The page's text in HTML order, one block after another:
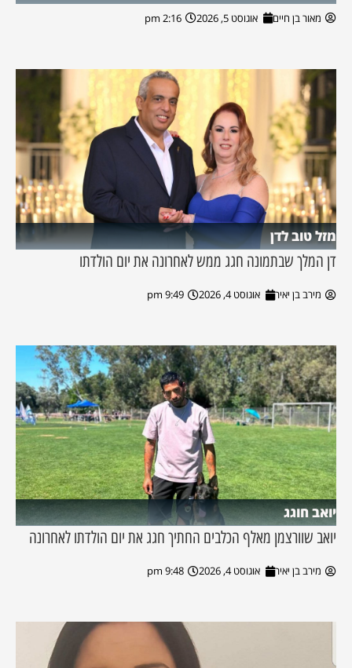
מאור בן חיים אוגוסט 5, 2026 2:16 pm
מזל טוב לדן
דן המלך שבתמונה חגג ממש לאחרונה את יום הולדתו
מירב בן יאיר אוגוסט 4, 2026 9:49 pm
יואב חוגג
יואב שוורצמן מאלף הכלבים החתיך חגג את יום הולדתו לאחרונה
מירב בן יאיר אוגוסט 4, 2026 9:48 pm